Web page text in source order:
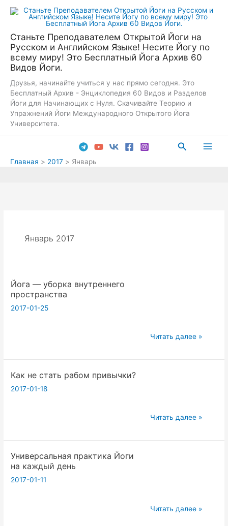
Перейти
Станьте Преподавателем Открытой Йоги на
Русском и Английском Языке! Несите Йогу по
всему миру! Это Бесплатный Йога Архив 60
Видов Йоги.
Друзья, начинайте учиться у нас прямо сегодня. Это
Бесплатный Архив - Энциклопедия 60 Видов и Разделов
Йоги для Начинающих с Нуля. Скачивайте Теорию и
Упражнений Йоги Международного Открытого Йога
Университета.
Поиск
Главная 2017 Январь
Январь 2017
Йога — уборка внутреннего
пространства
2017-01-25
Йога
уборка
Читать далее »
Как не стать рабом привычки?
2017-01-18
Как
стать
Читать далее »
Универсальная практика Йоги
на каждый день
2017-01-11
Универсальная
Читать далее »